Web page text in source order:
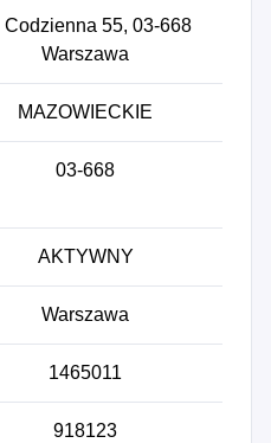
Codzienna 55, 03-668
Warszawa
MAZOWIECKIE
03-668
AKTYWNY
Warszawa
1465011
918123